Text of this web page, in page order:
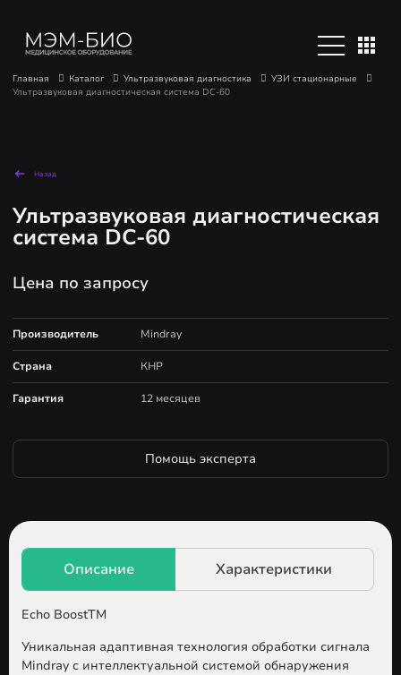
Главная Каталог Ультразвуковая диагностика
УЗИ стационарные
Ультразвуковая диагностическая система DC-60
Назад
Ультразвуковая диагностическая
система DC-60
Цена по запросу
Производитель Mindray
Страна КНР
Гарантия 12 месяцев
Помощь эксперта
Echo BoostTM
Уникальная адаптивная технология обработки сигнала
Mindray с интеллектуальной системой обнаружения